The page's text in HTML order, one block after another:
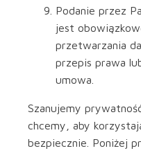
Podanie przez
jest
przetwarzania
przepis prawa
umowa.
Szanujemy
chcemy, aby
bezpiecznie. Poniżej